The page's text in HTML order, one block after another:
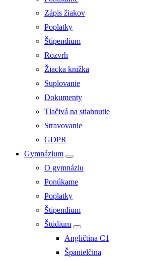
Zápis žiakov
Poplatky
Štipendium
Rozvrh
Žiacka knižka
Suplovanie
Dokumenty
Tlačivá na stiahnutie
Stravovanie
GDPR
Gymnázium
O gymnáziu
Ponúkame
Poplatky
Štipendium
Štúdium
Angličtina C1
Španielčina